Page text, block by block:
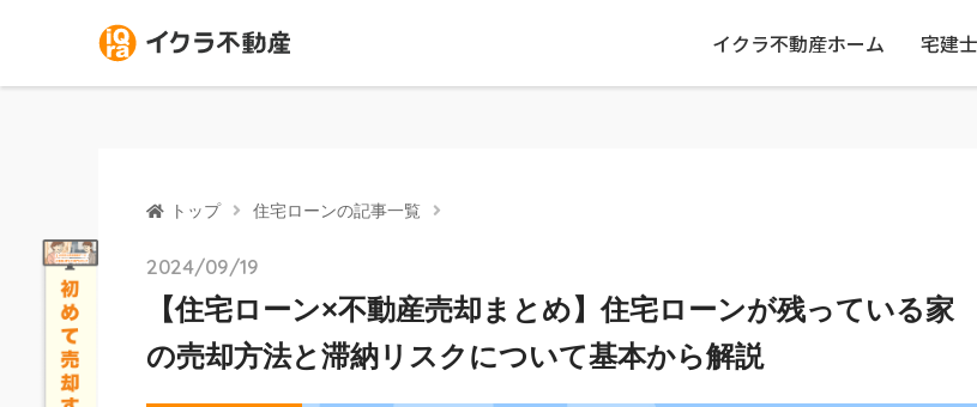
イクラ不動産ホーム 宅建
トップ 住宅ローンの記事一覧
2024/09/19
【住宅ローン×不動産売却まとめ】住宅ローンが残っている家
の売却方法と滞納リスクについて基本から解説